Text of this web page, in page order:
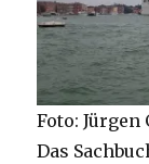
Foto: Jürgen
Das